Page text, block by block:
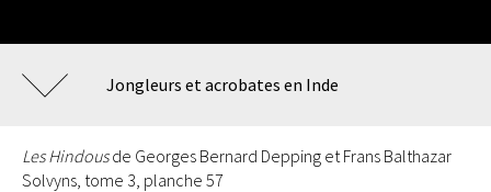
Jongleurs et acrobates en Inde
Les Hindousde Georges Bernard Depping et Frans Balthazar
Solvyns, tome 3, planche 57